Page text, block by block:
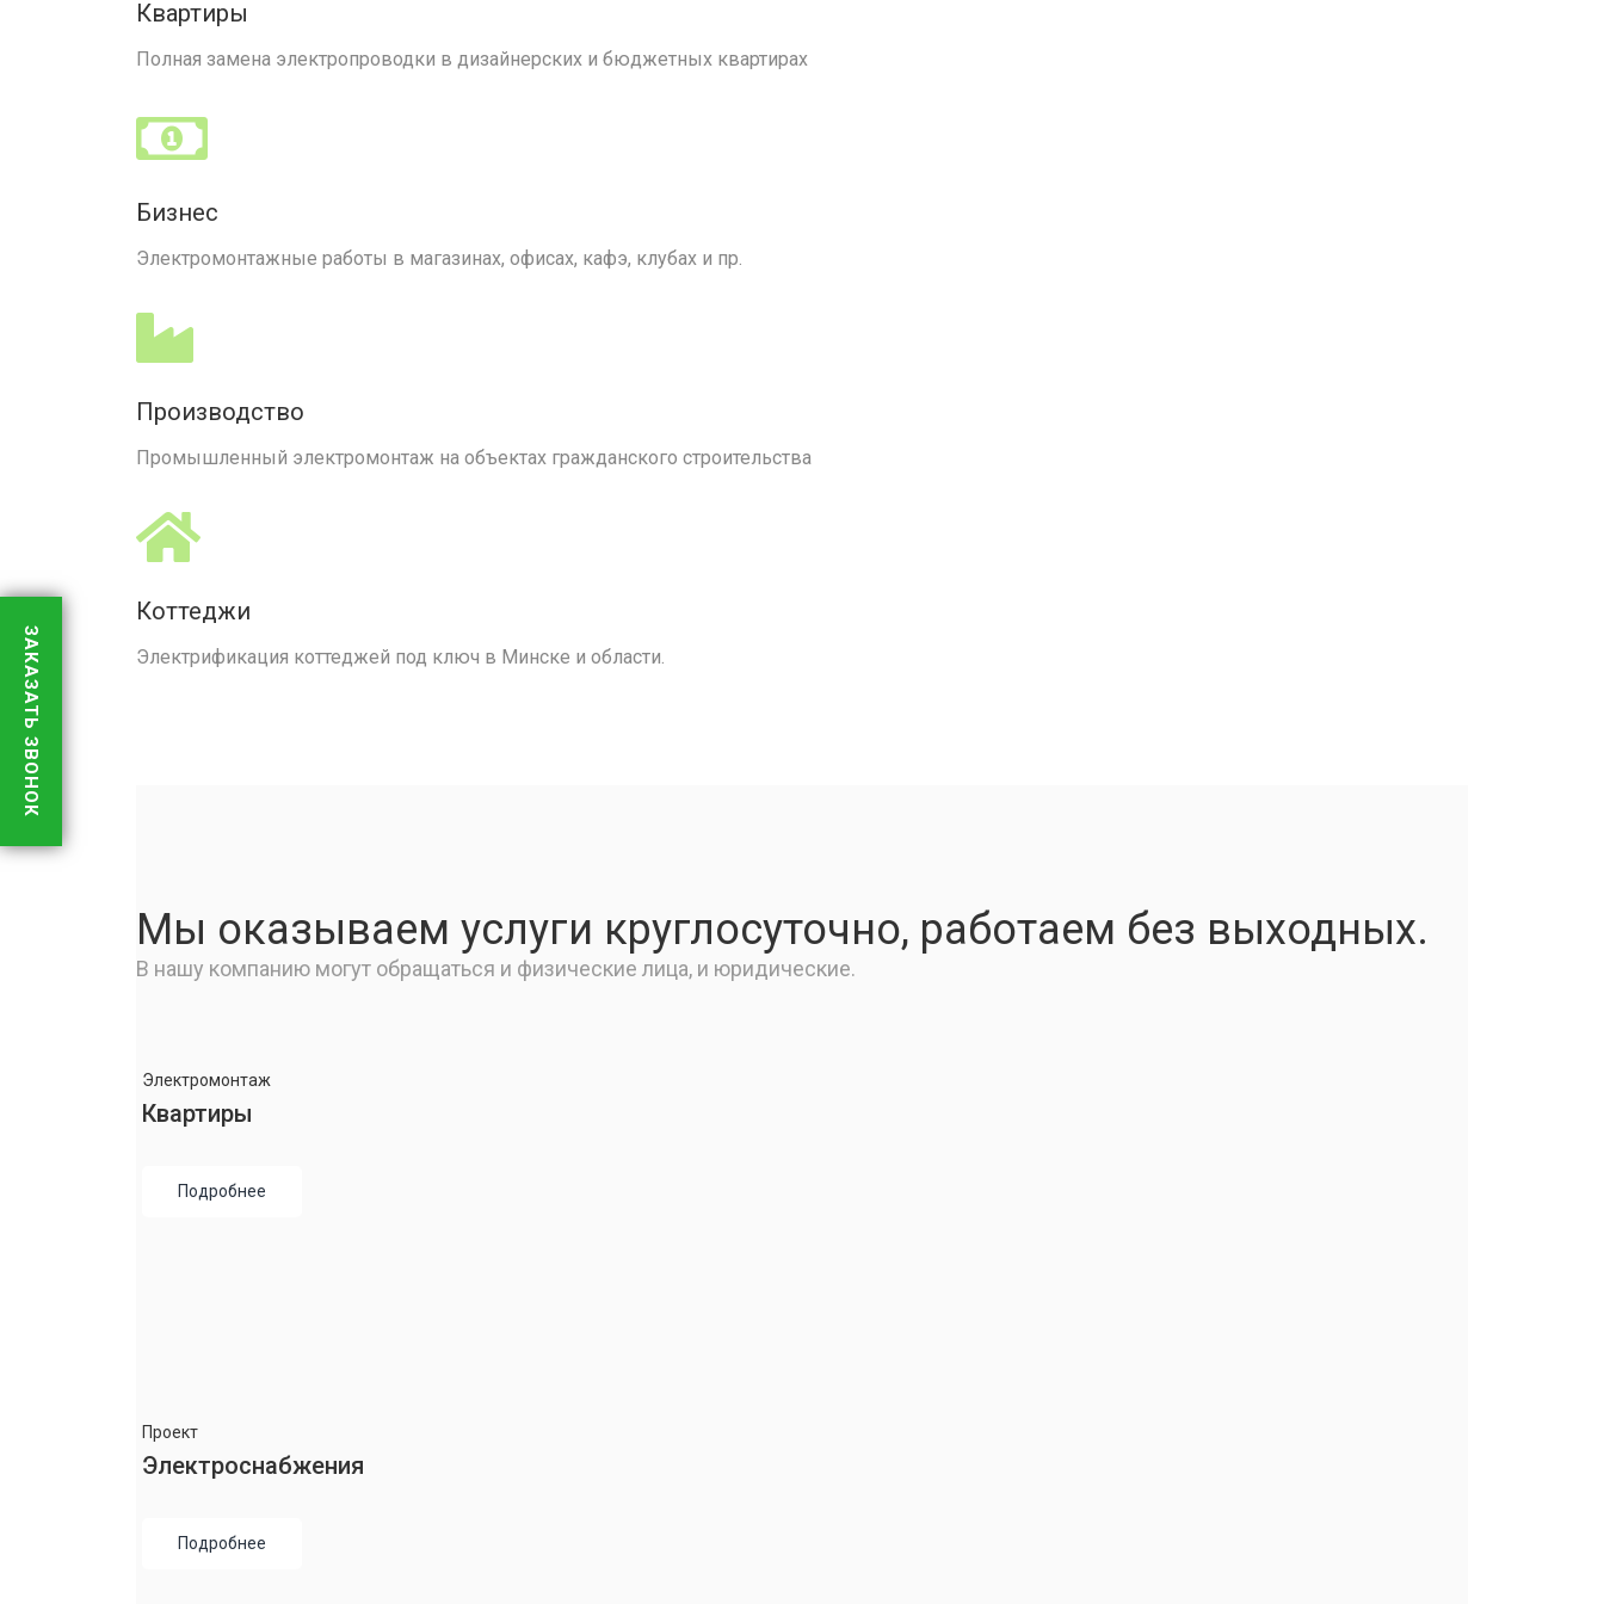
Квартиры
Полная замена электропроводки в дизайнерских и бюджетных квартирах
Бизнес
Электромонтажные работы в магазинах, офисах, кафэ, клубах и пр.
Производство
Промышленный электромонтаж на объектах гражданского строительства
Коттеджи
Электрификация коттеджей под ключ в Минске и области.
Мы оказываем услуги круглосуточно, работаем без выходных.
В нашу компанию могут обращаться и физические лица, и юридические.
Электромонтаж
Квартиры
Подробнее
Проект
Электроснабжения
Подробнее
ЗАКАЗАТЬ ЗВОНОК